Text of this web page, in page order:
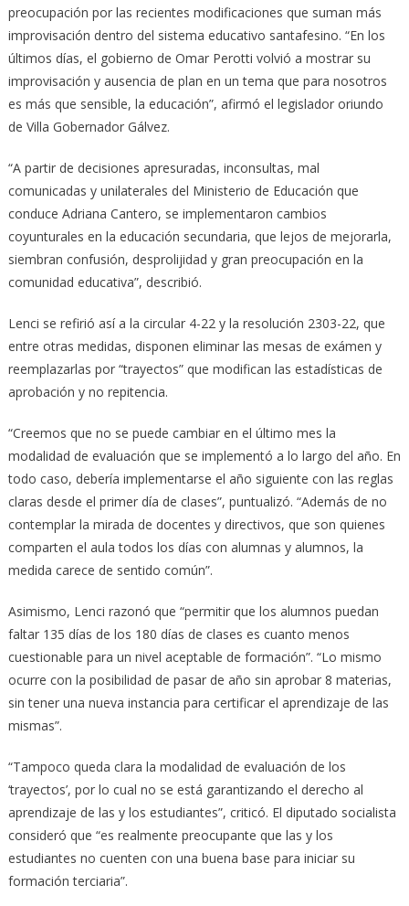
preocupación por las recientes modificaciones que suman más
improvisación dentro del sistema educativo santafesino. “En los
últimos días, el gobierno de Omar Perotti volvió a mostrar su
improvisación y ausencia de plan en un tema que para nosotros
es más que sensible, la educación”, afirmó el legislador oriundo
de Villa Gobernador Gálvez.
“A partir de decisiones apresuradas, inconsultas, mal
comunicadas y unilaterales del Ministerio de Educación que
conduce Adriana Cantero, se implementaron cambios
coyunturales en la educación secundaria, que lejos de mejorarla,
siembran confusión, desprolijidad y gran preocupación en la
comunidad educativa”, describió.
Lenci se refirió así a la circular 4-22 y la resolución 2303-22, que
entre otras medidas, disponen eliminar las mesas de exámen y
reemplazarlas por “trayectos” que modifican las estadísticas de
aprobación y no repitencia.
“Creemos que no se puede cambiar en el último mes la
modalidad de evaluación que se implementó a lo largo del año. En
todo caso, debería implementarse el año siguiente con las reglas
claras desde el primer día de clases”, puntualizó. “Además de no
contemplar la mirada de docentes y directivos, que son quienes
comparten el aula todos los días con alumnas y alumnos, la
medida carece de sentido común”.
Asimismo, Lenci razonó que “permitir que los alumnos puedan
faltar 135 días de los 180 días de clases es cuanto menos
cuestionable para un nivel aceptable de formación”. “Lo mismo
ocurre con la posibilidad de pasar de año sin aprobar 8 materias,
sin tener una nueva instancia para certificar el aprendizaje de las
mismas”.
“Tampoco queda clara la modalidad de evaluación de los
‘trayectos’, por lo cual no se está garantizando el derecho al
aprendizaje de las y los estudiantes”, criticó. El diputado socialista
consideró que “es realmente preocupante que las y los
estudiantes no cuenten con una buena base para iniciar su
formación terciaria”.